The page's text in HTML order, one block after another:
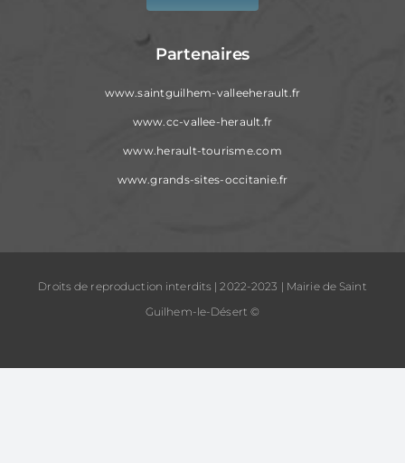
Partenaires
www.saintguilhem-valleeherault.fr
www.cc-vallee-herault.fr
www.herault-tourisme.com
www.grands-sites-occitanie.fr
Droits de reproduction interdits | 2022-2023 | Mairie de Saint
Guilhem-le-Désert ©